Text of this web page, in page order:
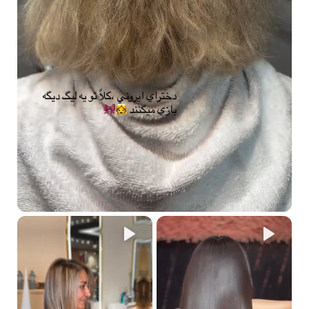
هل يمكنني استخدام مجموعة أرجان جولد بعد فرد شعري باستخدام
منتجات Bella Rio؟
بالتأكيد! مجموعة أرجان جولد تعالج الشعر وتساعد في الحفاظ على تأثير
الفرد لفترة أطول.
لماذا تدوم نتائج فرد الشعر لفترة أطول مع استخدام مجموعة العناية
المنزلية؟
بفضل مكوناتها الفعّالة مثلSilsoft CLX-E، تعمل المجموعة على
تقليل التجعد والتطاير، مما يساعد على إطالة فترة بقاء الشعر مفرودًا.
لماذا يجب استخدام منتجات خالية من الملح والكبريتات بعد الفرد؟
الشعر يحتوي على طبقة صغيرة من القشور التي تحمي بنيته الداخلية.
استخدام منتجات تحتوي على الكبريتات أو الملح قد يفتح هذه الطبقة،
مما يسمح بدخول مواد ضارة تؤدي إلى تلف الشعر وتقصير مدة تأثير
الفرد.